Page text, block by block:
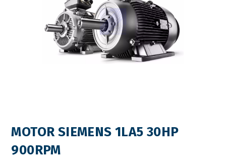
MOTOR SIEMENS 1LA5 30HP
900RPM